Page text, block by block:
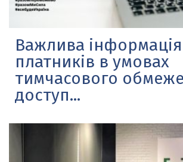
Важлива
платників в умовах
тимчасового
доступ...